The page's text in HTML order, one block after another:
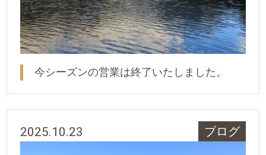
今シーズンの営業は終了いたしました。
2025.10.23 ブログ